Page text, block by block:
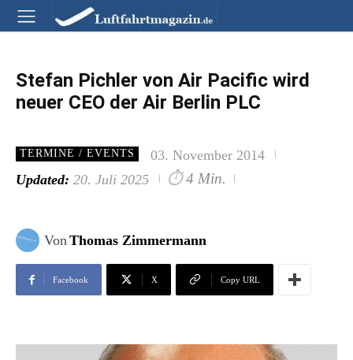
Stefan Pichler von Air Pacific wird
neuer CEO der Air Berlin PLC
TERMINE / EVENTS
03. November 2014
Updated: 20. Juli 2025 ⏱ 4 Min.
VonThomas Zimmermann
Facebook X Copy URL